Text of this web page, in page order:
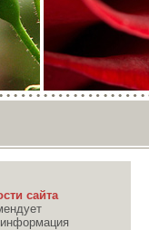
сайта
информация